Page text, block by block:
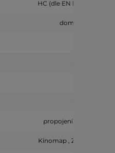
HC (dle EN ISO 20957)
domácí
propojení s aplikacemi
Kinomap , Zwift ,